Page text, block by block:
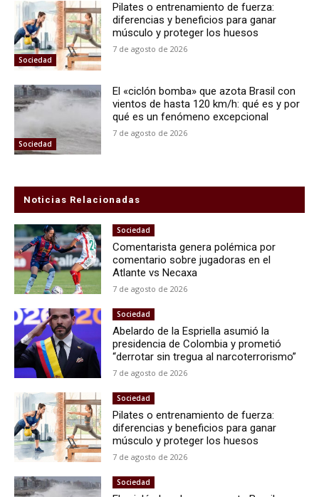
Sociedad
Pilates o entrenamiento de fuerza:
diferencias y beneficios para ganar
músculo y proteger los huesos
7 de agosto de 2026
Sociedad
El «ciclón bomba» que azota Brasil con
vientos de hasta 120 km/h: qué es y por
qué es un fenómeno excepcional
7 de agosto de 2026
Noticias Relacionadas
Sociedad
Comentarista genera polémica por
comentario sobre jugadoras en el
Atlante vs Necaxa
7 de agosto de 2026
Sociedad
Abelardo de la Espriella asumió la
presidencia de Colombia y prometió
“derrotar sin tregua al narcoterrorismo”
7 de agosto de 2026
Sociedad
Pilates o entrenamiento de fuerza:
diferencias y beneficios para ganar
músculo y proteger los huesos
7 de agosto de 2026
Sociedad